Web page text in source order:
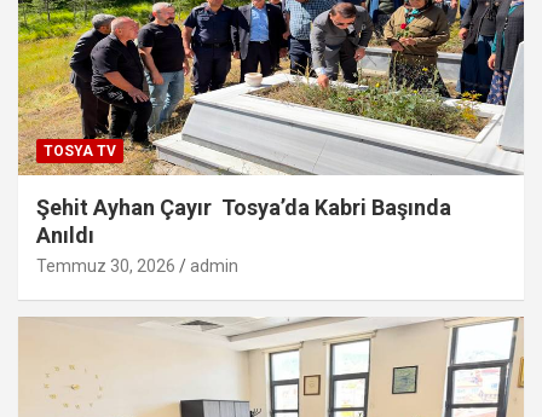
TOSYA TV
Şehit Ayhan Çayır Tosya’da Kabri Başında
Anıldı
Temmuz 30, 2026 admin